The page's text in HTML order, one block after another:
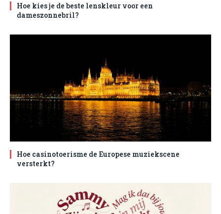
Hoe kies je de beste lenskleur voor een
dameszonnebril?
Hoe casinotoerisme de Europese muziekscene
versterkt?